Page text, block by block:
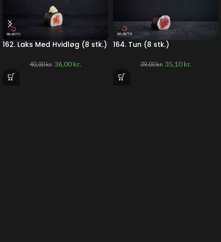
162. Laks Med Hvidløg (8 stk.)
40,00kr. 36,00kr.
164. Tun (8 stk.)
39,00kr. 35,10kr.